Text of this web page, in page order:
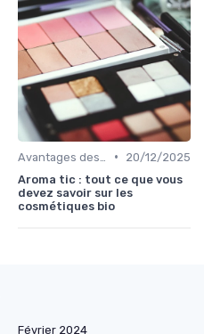
•
20/12/2025
Aroma tic : tout ce que vous
devez savoir sur les
cosmétiques bio
Février 2024